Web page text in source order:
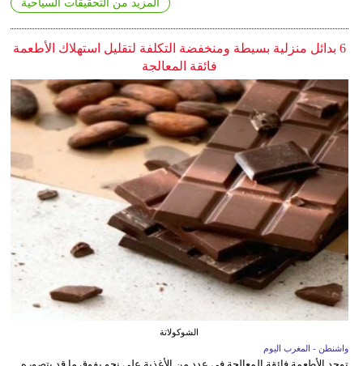
المزيد من التحقيقات السياحية
6 بدائل منزلية بسيطة ومنخفضة التكلفة لتقليل استهلاك الأطعمة
فائقة المعالجة
الشوكولاتة
واشنطن - المغرب اليوم